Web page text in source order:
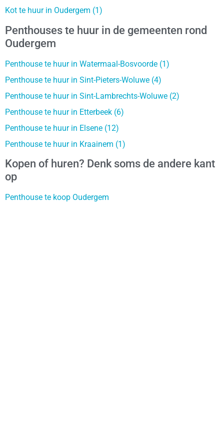
Kot te huur in Oudergem (1)
Penthouses te huur in de gemeenten rond
Oudergem
Penthouse te huur in Watermaal-Bosvoorde (1)
Penthouse te huur in Sint-Pieters-Woluwe (4)
Penthouse te huur in Sint-Lambrechts-Woluwe (2)
Penthouse te huur in Etterbeek (6)
Penthouse te huur in Elsene (12)
Penthouse te huur in Kraainem (1)
Kopen of huren? Denk soms de andere kant
op
Penthouse te koop Oudergem